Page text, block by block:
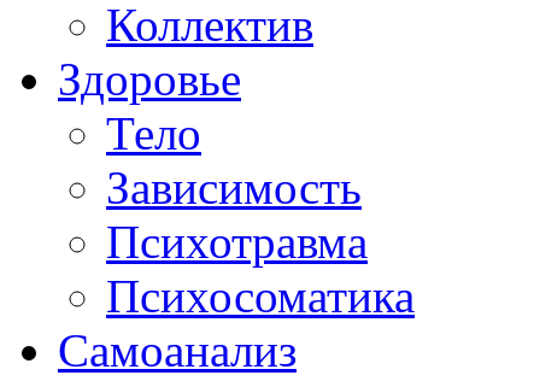
Коллектив
Здоровье
Тело
Зависимость
Психотравма
Психосоматика
Самоанализ